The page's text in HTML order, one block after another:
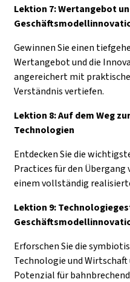
Lektion 7: Wertangebot
Gewinnen Sie einen
Wertangebot und die
angereichert mit
Verständnis vertiefen.
Lektion 8: Auf dem Weg
Technologien
Entdecken Sie die
Practices für den Übergang
einem vollständig
Lektion 9:
Erforschen Sie die
Technologie und Wirtschaft
Potenzial für